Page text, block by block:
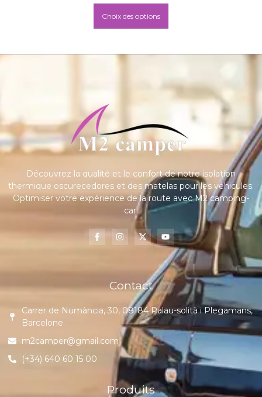
Choix des options
Découvrez la qualité et le confort de notre isolation
thermique oscurecedores et des matelas pour les véhicules.
Optimiser votre expérience de la route avec M2 camping-
car.
Contact
Carrer de Numància, 30, 08184 Palau-solità i Plegamans,
Barcelone
m2camper@gmail.com
(+34) 640 60 15 00
Produits